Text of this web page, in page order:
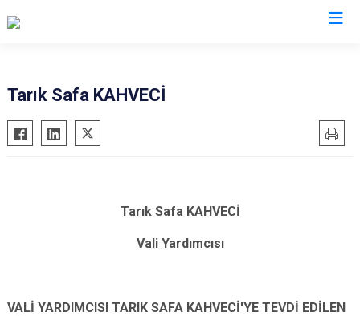
Tarık Safa KAHVECİ
Tarık Safa KAHVECİ
Vali Yardımcısı
VALİ YARDIMCISI TARIK SAFA KAHVECİ'YE TEVDİ EDİLEN